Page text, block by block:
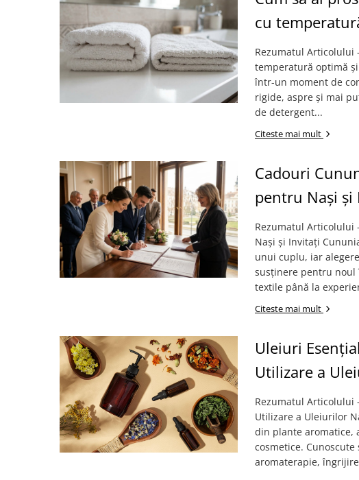
cu
Rezumatul Articolului
temperatură optimă
într-un moment de
rigide, aspre și mai
de detergent...
Citeste mai mult
Cadouri
pentru Nași și
Rezumatul Articolului
Nași și Invitați
unui cuplu, iar
susținere pentru noul
textile până la
Citeste mai mult
Uleiuri
Utilizare a
Rezumatul Articolului
Utilizare a Uleiurilor
din plante aromatice,
cosmetice.
aromaterapie,